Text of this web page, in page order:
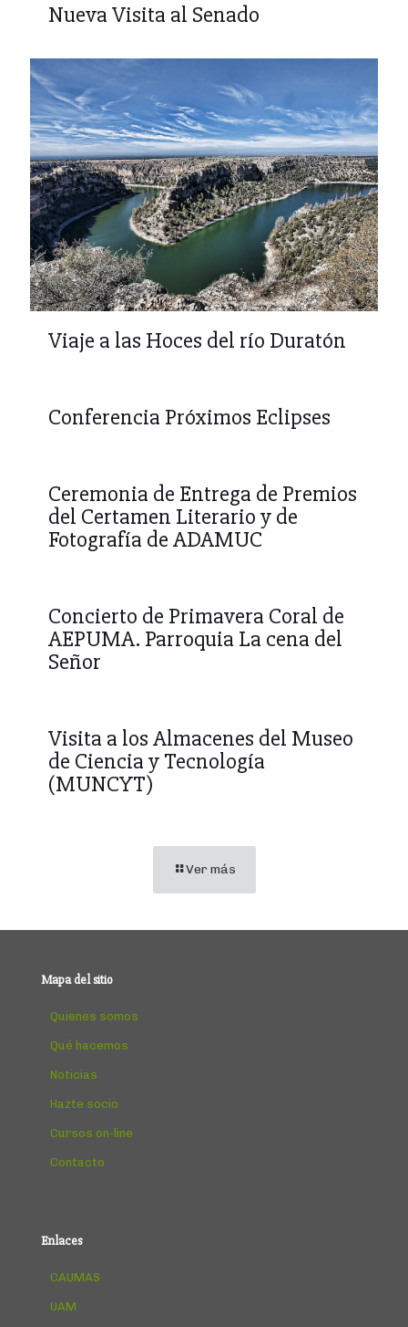
Nueva Visita al Senado
Viaje a las Hoces del río Duratón
Conferencia Próximos Eclipses
Ceremonia de Entrega de Premios
del Certamen Literario y de
Fotografía de ADAMUC
Concierto de Primavera Coral de
AEPUMA. Parroquia La cena del
Señor
Visita a los Almacenes del Museo
de Ciencia y Tecnología
(MUNCYT)
Ver más
Mapa del sitio
Quienes somos
Qué hacemos
Noticias
Hazte socio
Cursos on-line
Contacto
Enlaces
CAUMAS
UAM